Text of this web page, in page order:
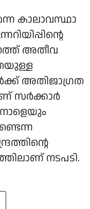
കാലാവസ്ഥാ
അതീവ
അതിജാഗ്രത
സര്‍ക്കാര്‍
നാളെയും
നടപടി.